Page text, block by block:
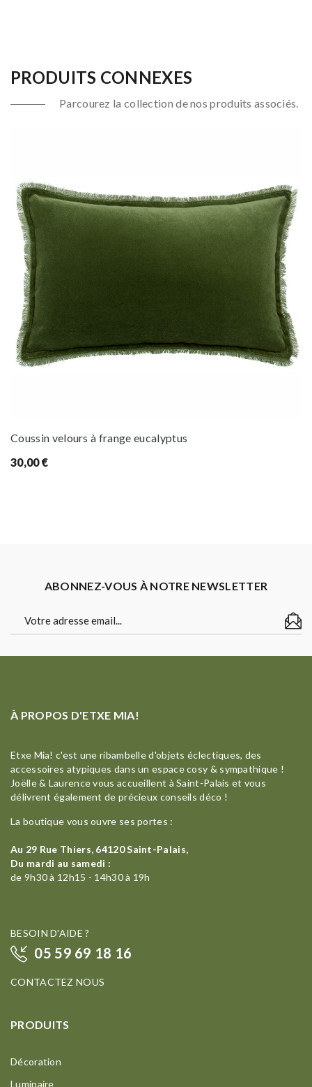
PRODUITS CONNEXES
Parcourez la collection de nos produits associés.
Coussin velours à frange eucalyptus
30,00€
ABONNEZ-VOUS À NOTRE NEWSLETTER
À PROPOS D'ETXE MIA!
Etxe Mia! c'est une ribambelle d'objets éclectiques, des
accessoires atypiques dans un espace cosy & sympathique !
Joëlle & Laurence vous accueillent à Saint-Palais et vous
délivrent également de précieux conseils déco !
La boutique vous ouvre ses portes :
Au 29 Rue Thiers, 64120 Saint-Palais,
Du mardi au samedi :
de 9h30 à 12h15 - 14h30 à 19h
BESOIN D'AIDE ?
05 59 69 18 16
CONTACTEZ NOUS
PRODUITS
Décoration
Luminaire